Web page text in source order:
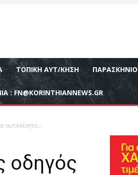
ΤΟΠΙΚΉ ΑΥΤ/ΚΗΣΗ ΠΑΡΑΣΚΉΝΙΟ
: FN@KORINTHIANNEWS.GR
αυτοκίνητο…
οδηγός